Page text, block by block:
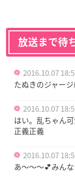
放送まで待
2016.10.07
たぬきのジャー
2016.10.07
はい。乱ちゃん
正義正義
2016.10.07
あ〜〜〜💕みん